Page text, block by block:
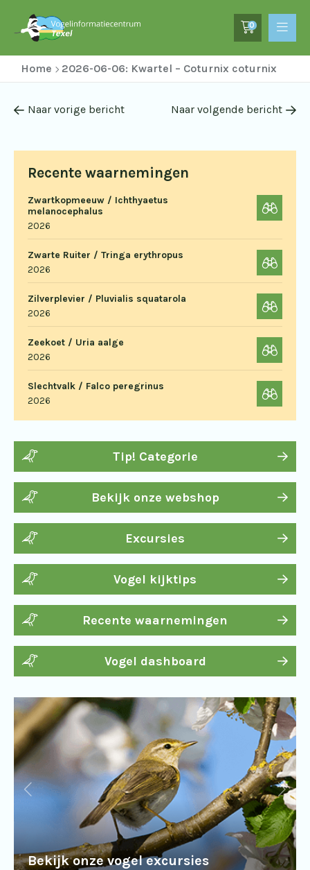
0
Home 2026-06-06: Kwartel – Coturnix coturnix
Recente waarnemingen
Zwartkopmeeuw / Ichthyaetus
melanocephalus
2026
Zwarte Ruiter / Tringa erythropus
2026
Zilverplevier / Pluvialis squatarola
2026
Zeekoet / Uria aalge
2026
Slechtvalk / Falco peregrinus
2026
Tip! Categorie
Bekijk onze webshop
Excursies
Vogel kijktips
Recente waarnemingen
Vogel dashboard
Bekijk onze vogel excursies
Naar vorige bericht Naar volgende bericht